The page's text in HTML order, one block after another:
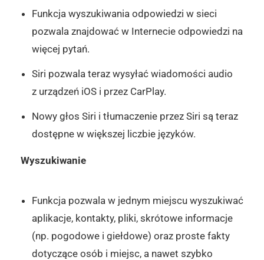
Funkcja wyszukiwania odpowiedzi w sieci
pozwala znajdować w Internecie odpowiedzi na
więcej pytań.
Siri pozwala teraz wysyłać wiadomości audio
z urządzeń iOS i przez CarPlay.
Nowy głos Siri i tłumaczenie przez Siri są teraz
dostępne w większej liczbie języków.
Wyszukiwanie
Funkcja pozwala w jednym miejscu wyszukiwać
aplikacje, kontakty, pliki, skrótowe informacje
(np. pogodowe i giełdowe) oraz proste fakty
dotyczące osób i miejsc, a nawet szybko